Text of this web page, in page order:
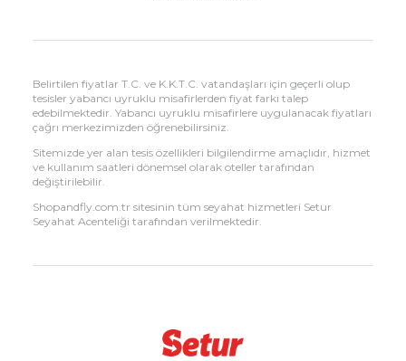
Belirtilen fiyatlar T.C. ve K.K.T.C. vatandaşları için geçerli olup
tesisler yabancı uyruklu misafirlerden fiyat farkı talep
edebilmektedir. Yabancı uyruklu misafirlere uygulanacak fiyatları
çağrı merkezimizden öğrenebilirsiniz.
Sitemizde yer alan tesis özellikleri bilgilendirme amaçlıdır, hizmet
ve kullanım saatleri dönemsel olarak oteller tarafından
değiştirilebilir.
Shopandfly.com.tr sitesinin tüm seyahat hizmetleri Setur
Seyahat Acenteliği tarafından verilmektedir.